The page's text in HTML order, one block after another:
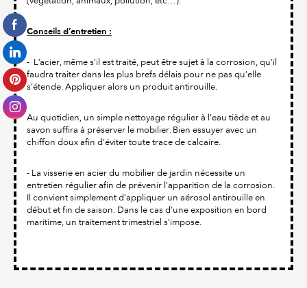
Conseils d’entretien :
- L’acier, même s’il est traité, peut être sujet à la corrosion, qu’il
faudra traiter dans les plus brefs délais pour ne pas qu’elle
s’étende. Appliquer alors un produit antirouille.
Au quotidien, un simple nettoyage régulier à l’eau tiède et au
savon suffira à préserver le mobilier. Bien essuyer avec un
chiffon doux afin d’éviter toute trace de calcaire.
- La visserie en acier du mobilier de jardin nécessite un
entretien régulier afin de prévenir l’apparition de la corrosion.
Il convient simplement d’appliquer un aérosol antirouille en
début et fin de saison. Dans le cas d’une exposition en bord
maritime, un traitement trimestriel s’impose.